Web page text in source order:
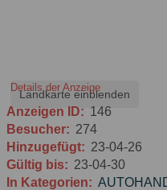
Landkarte einblenden
Details der Anzeige
Anzeigen ID: 146
Besucher: 274
Hinzugefügt: 23-04-26
Gültig bis: 23-04-30
In Kategorien: